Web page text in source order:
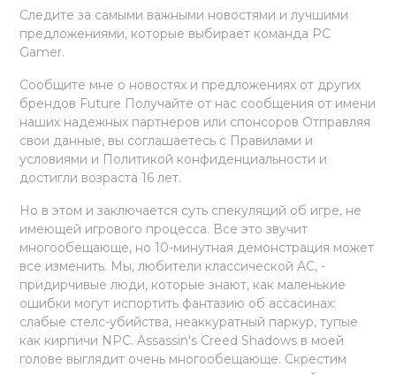
Следите за самыми важными новостями и лучшими
предложениями, которые выбирает команда PC
Gamer.
Сообщите мне о новостях и предложениях от других
брендов Future Получайте от нас сообщения от имени
наших надежных партнеров или спонсоров Отправляя
свои данные, вы соглашаетесь с Правилами и
условиями и Политикой конфиденциальности и
достигли возраста 16 лет.
Но в этом и заключается суть спекуляций об игре, не
имеющей игрового процесса. Все это звучит
многообещающе, но 10-минутная демонстрация может
все изменить. Мы, любители классической AC, -
придирчивые люди, которые знают, как маленькие
ошибки могут испортить фантазию об ассасинах:
слабые стелс-убийства, неаккуратный паркур, тупые
как кирпичи NPC. Assassin's Creed Shadows в моей
голове выглядит очень многообещающе. Скрестим